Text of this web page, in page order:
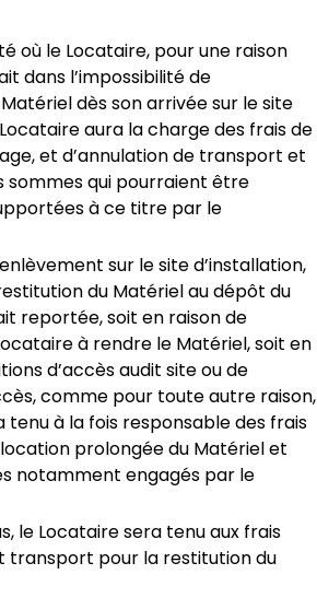
où le Locataire, pour une raison
dans l’impossibilité de
dès son arrivée sur le site
aura la charge des frais de
et d’annulation de transport et
sommes qui pourraient être
à ce titre par le
sur le site d’installation,
du Matériel au dépôt du
reportée, soit en raison de
à rendre le Matériel, soit en
d’accès audit site ou de
comme pour toute autre raison,
tenu à la fois responsable des frais
prolongée du Matériel et
notamment engagés par le
le Locataire sera tenu aux frais
transport pour la restitution du